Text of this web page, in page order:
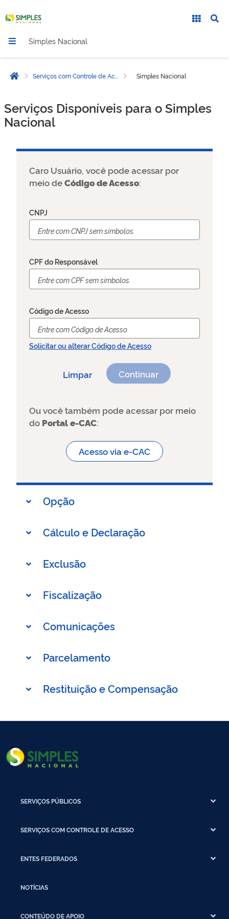
Simples Nacional
Página inicial Simples Nacional
Serviços Disponíveis para o Simples
Nacional
Opção
Cálculo e Declaração
Exclusão
Fiscalização
Comunicações
Parcelamento
Restituição e Compensação
Caro Usuário, você pode acessar por
meio deCódigo de Acesso:
CNPJ
CPF do Responsável
Código de Acesso
Solicitar ou alterar Código de Acesso
Limpar
Ou você também pode acessar por meio
do Portal e-CAC:
Acesso via e-CAC
SERVIÇOS PÚBLICOS
SERVIÇOS COM CONTROLE DE ACESSO
ENTES FEDERADOS
NOTÍCIAS
CONTEÚDO DE APOIO